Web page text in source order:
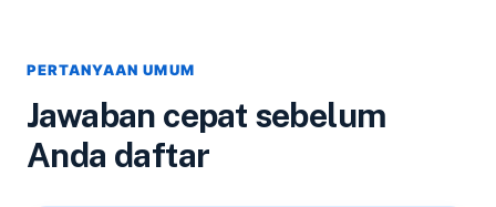
PERTANYAAN UMUM
Jawaban cepat sebelum
Anda daftar